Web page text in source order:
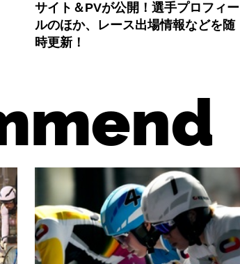
サイト＆PVが公開！選手プロフィー
ルのほか、レース出場情報などを随
時更新！